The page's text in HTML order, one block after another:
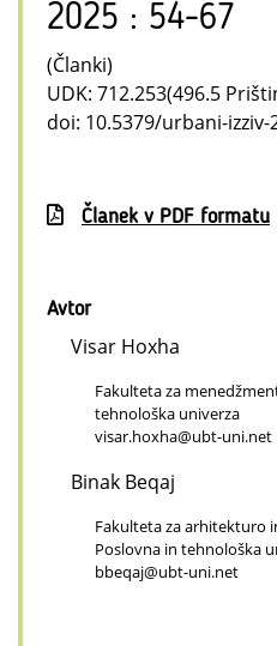
2025 : 54-67
(Članki)
UDK: 712.253(496.5
doi: 10.5379/urbani-izziv-
Članek v PDF formatu
Avtor
Visar Hoxha
Fakulteta za
tehnološka univerza
visar.hoxha@ubt-uni.net
Binak Beqaj
Fakulteta za arhitekturo
Poslovna in tehnološka
bbeqaj@ubt-uni.net